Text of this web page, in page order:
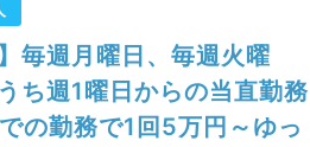
毎週月曜日、毎週火曜
ち週1曜日からの当直勤務
勤務で1回5万円～ゆっ